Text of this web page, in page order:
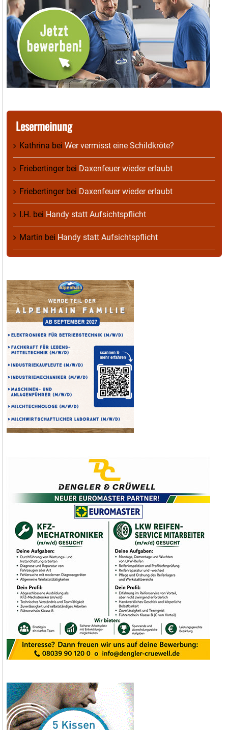
Lesermeinung
Kathrina bei Wer vermisst eine Schildkröte?
Friebertingerbei Daxenfeuer wieder erlaubt
Friebertingerbei Daxenfeuer wieder erlaubt
I.H. bei Handy statt Aufsichtspflicht
Martin bei Handy statt Aufsichtspflicht